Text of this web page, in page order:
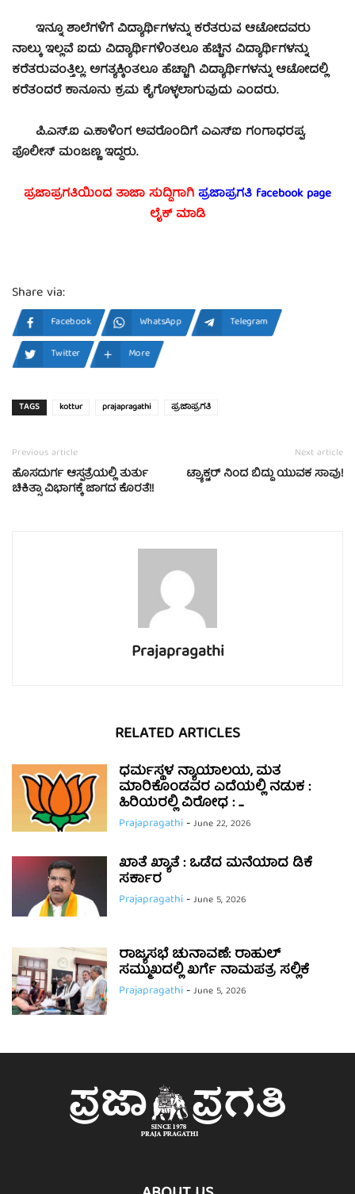
ಇನ್ನೂ ಶಾಲೆಗಳಿಗೆ ವಿದ್ಯಾರ್ಥಿಗಳನ್ನು ಕರೆತರುವ ಆಟೋದವರು
ನಾಲ್ಕು ಇಲ್ಲವೆ ಐದು ವಿದ್ಯಾರ್ಥಿಗಳಿಂತಲೂ ಹೆಚ್ಚಿನ ವಿದ್ಯಾರ್ಥಿಗಳನ್ನು
ಕರೆತರುವಂತ್ತಿಲ್ಲ. ಅಗತ್ಯಕ್ಕಿಂತಲೂ ಹೆಚ್ಚಾಗಿ ವಿದ್ಯಾರ್ಥಿಗಳನ್ನು ಆಟೋದಲ್ಲಿ
ಕರೆತಂದರೆ ಕಾನೂನು ಕ್ರಮ ಕೈಗೊಳ್ಳಲಾಗುವುದು ಎಂದರು.
ಪಿ.ಎಸ್.ಐ ಎ.ಕಾಳಿಂಗ ಅವರೊಂದಿಗೆ ಎಎಸ್‍ಐ ಗಂಗಾಧರಪ್ಪ,
ಪೊಲೀಸ್ ಮಂಜಣ್ಣ ಇದ್ದರು.
ಪ್ರಜಾಪ್ರಗತಿಯಿಂದ ತಾಜಾ ಸುದ್ದಿಗಾಗಿಪ್ರಜಾಪ್ರಗತಿ facebookpage
ಲೈಕ್ ಮಾಡಿ
Share via:
Facebook WhatsApp
Telegram
Twitter
More
TAGS kottur prajapragathi ಪ್ರಜಾಪ್ರಗತಿ
Previous article
ಹೊಸದುರ್ಗ ಆಸ್ಪತ್ರೆಯಲ್ಲಿ ತುರ್ತು
ಚಿಕಿತ್ಸಾ ವಿಭಾಗಕ್ಕೆ ಜಾಗದ ಕೊರತೆ!!
Next article
ಟ್ರ್ಯಾಕ್ಟರ್ ನಿಂದ ಬಿದ್ದು ಯುವಕ ಸಾವು!
Prajapragathi
RELATED ARTICLES
ಧರ್ಮಸ್ಥಳ ನ್ಯಾಯಾಲಯ, ಮತ
ಮಾರಿಕೊಂಡವರ ಎದೆಯಲ್ಲಿ ನಡುಕ :
ಹಿರಿಯರಲ್ಲಿ ವಿರೋಧ : ...
Prajapragathi-June 22, 2026
ಖಾತೆ ಖ್ಯಾತೆ : ಒಡೆದ ಮನೆಯಾದ ಡಿಕೆ
ಸರ್ಕಾರ
Prajapragathi-June 5, 2026
ರಾಜ್ಯಸಭೆ ಚುನಾವಣೆ: ರಾಹುಲ್
ಸಮ್ಮುಖದಲ್ಲಿ ಖರ್ಗೆ ನಾಮಪತ್ರ ಸಲ್ಲಿಕೆ
Prajapragathi-June 5, 2026